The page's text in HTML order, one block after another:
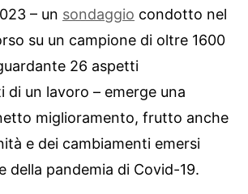
– un sondaggio condotto nel
su un campione di oltre 1600
26 aspetti
di un lavoro – emerge una
miglioramento, frutto anche
e dei cambiamenti emersi
della pandemia di Covid-19.